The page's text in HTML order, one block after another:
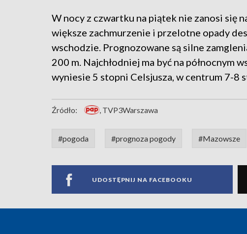
W nocy z czwartku na piątek nie zanosi się
większe zachmurzenie i przelotne opady
wschodzie. Prognozowane są silne
200 m. Najchłodniej ma być na północnym
wyniesie 5 stopni Celsjusza, w centrum 7-8
Źródło: , TVP3Warszawa
#pogoda #prognoza pogody #Mazowsze
UDOSTĘPNIJ NA FACEBOOKU